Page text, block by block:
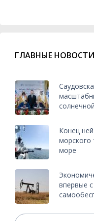
ГЛАВНЫЕ НОВОСТИ
Конец
морского
море
впервые